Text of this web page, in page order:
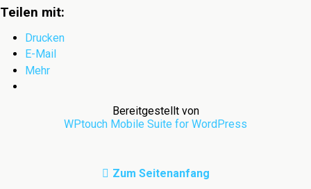
Teilen mit:
Drucken
E-Mail
Mehr
Bereitgestellt von
WPtouch Mobile Suite for WordPress
Zum Seitenanfang